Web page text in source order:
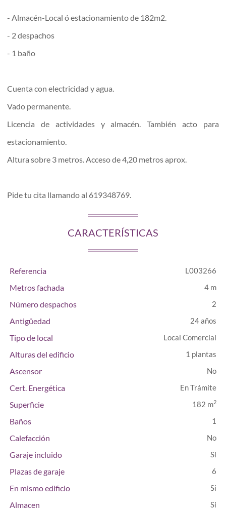
- Almacén-Local ó estacionamiento de 182m2.
- 2 despachos
- 1 baño
Cuenta con electricidad y agua.
Vado permanente.
Licencia de actividades y almacén. También acto para
estacionamiento.
Altura sobre 3 metros. Acceso de 4,20 metros aprox.
Pide tu cita llamando al 619348769.
CARACTERÍSTICAS
Referencia L003266
Metros fachada 4 m
Número despachos 2
Antigüedad 24 años
Tipo de local Local Comercial
Alturas del edificio 1 plantas
Ascensor
Cert. Energética
En Trámite
Superficie 182 m2
Baños 1
Calefacción
Garaje incluido
Plazas de garaje
6
En mismo edificio
Almacen